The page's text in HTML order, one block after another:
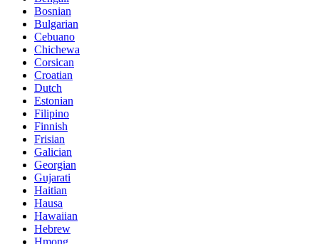
Bosnian
Bulgarian
Cebuano
Chichewa
Corsican
Croatian
Dutch
Estonian
Filipino
Finnish
Frisian
Galician
Georgian
Gujarati
Haitian
Hausa
Hawaiian
Hebrew
Hmong